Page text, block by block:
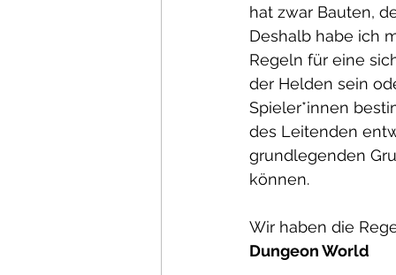
hat zwar Bauten,
Deshalb habe ich
Regeln für eine
der Helden sein
Spieler*innen
des Leitenden
grundlegenden
können.
Wir haben die
Dungeon World